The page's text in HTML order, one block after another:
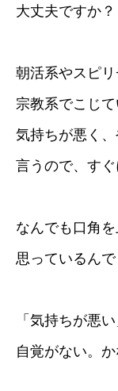
大丈夫ですか？
朝活系やスピリ
宗教系でこじ
気持ちが悪く、
言うので、すぐ
なんでも口角
思っているんで
「気持ちが悪
自覚がない。か